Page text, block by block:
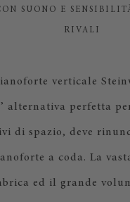
SUONO E
RIVALI
verticale
alternativa perfetta
di spazio, deve
a coda. La
ed il grande